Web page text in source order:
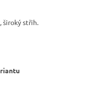
široký střih.